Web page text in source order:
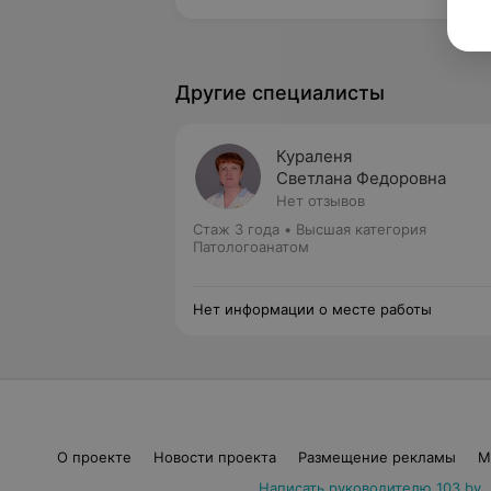
Другие специалисты
Кураленя
Светлана Федоровна
Нет отзывов
Стаж 3 года • Высшая категория
Патологоанатом
Нет информации о месте работы
О проекте Новости проекта Размещение рекламы